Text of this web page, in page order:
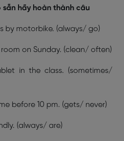
sẵn hãy hoàn thành câu
by motorbike. (always/ go)
room on Sunday. (clean/ often)
in the class. (sometimes/
before 10 pm. (gets/ never)
(always/ are)